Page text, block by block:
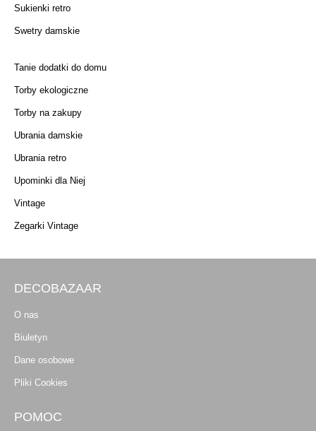
Sukienki retro
Swetry damskie
Tanie dodatki do domu
Torby ekologiczne
Torby na zakupy
Ubrania damskie
Ubrania retro
Upominki dla Niej
Vintage
Zegarki Vintage
DECOBAZAAR
O nas
Biuletyn
Dane osobowe
Pliki Cookies
POMOC